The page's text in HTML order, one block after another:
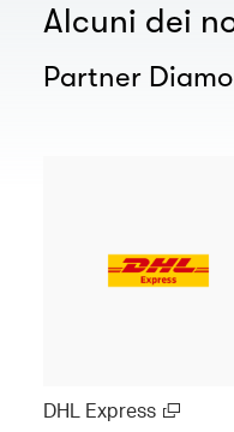
Alcuni dei
Partner
DHL Express